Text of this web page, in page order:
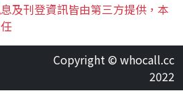
及刊登資訊皆由第三方提供，本
Copyright © whocall.cc
2022